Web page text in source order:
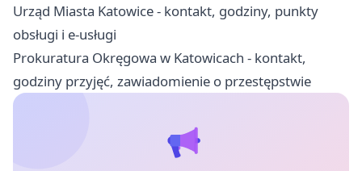
Urząd Miasta Katowice - kontakt, godziny, punkty
obsługi i e-usługi
Prokuratura Okręgowa w Katowicach - kontakt,
godziny przyjęć, zawiadomienie o przestępstwie